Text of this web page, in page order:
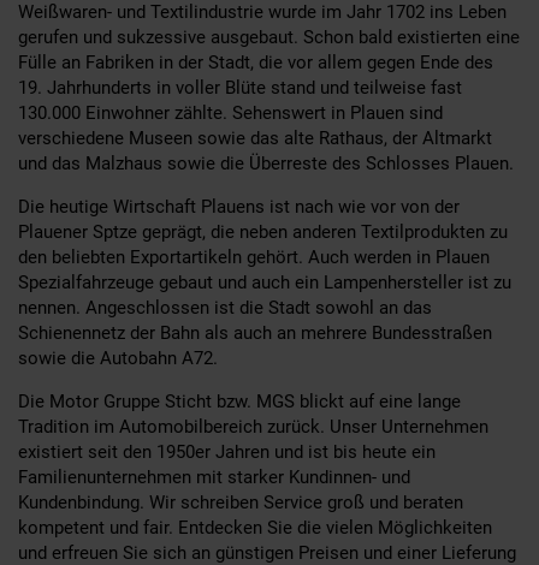
Weißwaren- und Textilindustrie wurde im Jahr 1702 ins Leben
gerufen und sukzessive ausgebaut. Schon bald existierten eine
Fülle an Fabriken in der Stadt, die vor allem gegen Ende des
19. Jahrhunderts in voller Blüte stand und teilweise fast
130.000 Einwohner zählte. Sehenswert in Plauen sind
verschiedene Museen sowie das alte Rathaus, der Altmarkt
und das Malzhaus sowie die Überreste des Schlosses Plauen.
Die heutige Wirtschaft Plauens ist nach wie vor von der
Plauener Sptze geprägt, die neben anderen Textilprodukten zu
den beliebten Exportartikeln gehört. Auch werden in Plauen
Spezialfahrzeuge gebaut und auch ein Lampenhersteller ist zu
nennen. Angeschlossen ist die Stadt sowohl an das
Schienennetz der Bahn als auch an mehrere Bundesstraßen
sowie die Autobahn A72.
Die Motor Gruppe Sticht bzw. MGS blickt auf eine lange
Tradition im Automobilbereich zurück. Unser Unternehmen
existiert seit den 1950er Jahren und ist bis heute ein
Familienunternehmen mit starker Kundinnen- und
Kundenbindung. Wir schreiben Service groß und beraten
kompetent und fair. Entdecken Sie die vielen Möglichkeiten
und erfreuen Sie sich an günstigen Preisen und einer Lieferung